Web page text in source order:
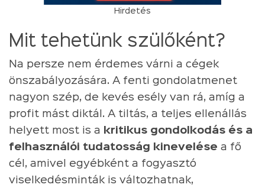
Hirdetés
Mit tehetünk szülőként?
Na persze nem érdemes várni a cégek
önszabályozására. A fenti gondolatmenet
nagyon szép, de kevés esély van rá, amíg a
profit mást diktál. A tiltás, a teljes ellenállás
helyett most is a
kritikus gondolkodás és a
felhasználói tudatosság kinevelése a fő
cél, amivel egyébként a fogyasztó
viselkedésminták is változhatnak,